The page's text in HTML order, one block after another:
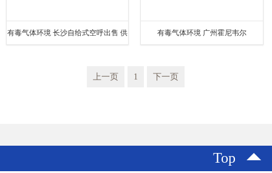
有毒气体环境 长沙自给式空呼出售 供 有毒气体环境 广州霍尼韦尔
上一页 1 下一页
Top